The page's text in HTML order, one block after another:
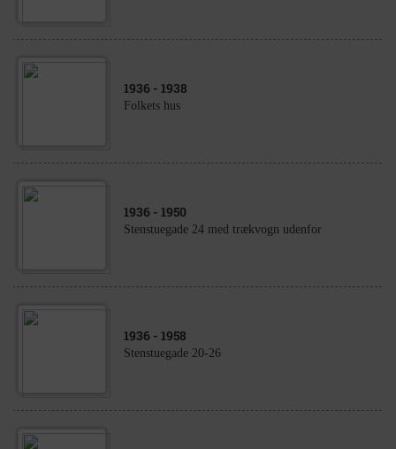
1936 - 1938
Folkets hus
1936 - 1950
Stenstuegade 24 med trækvogn udenfor
1936 - 1958
Stenstuegade 20-26